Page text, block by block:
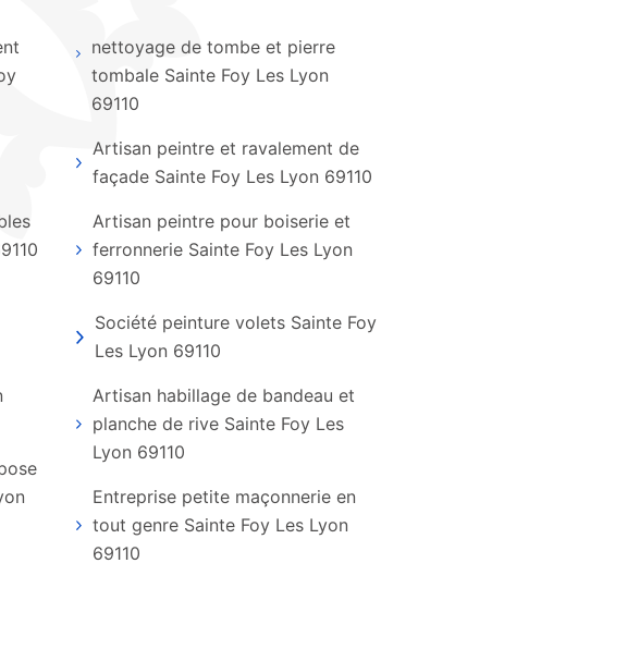
nettoyage de tombe et pierre
tombale Sainte Foy Les Lyon
69110
Artisan peintre et ravalement de
façade Sainte Foy Les Lyon 69110
Artisan peintre pour boiserie et
ferronnerie Sainte Foy Les Lyon
69110
Société peinture volets Sainte Foy
Les Lyon 69110
Artisan habillage de bandeau et
planche de rive Sainte Foy Les
Lyon 69110
Entreprise petite maçonnerie en
tout genre Sainte Foy Les Lyon
69110